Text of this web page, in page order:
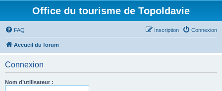
Office du tourisme de Topoldavie
FAQ Connexion
Inscription
Accueil du forum
Connexion
Nom d’utilisateur :